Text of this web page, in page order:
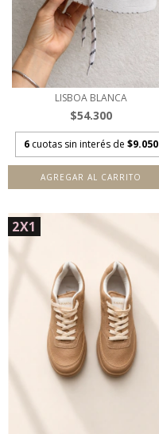
LISBOA BLANCA
$54.300
6 cuotas sin interés de $9.050
AGREGAR AL CARRITO
2X1